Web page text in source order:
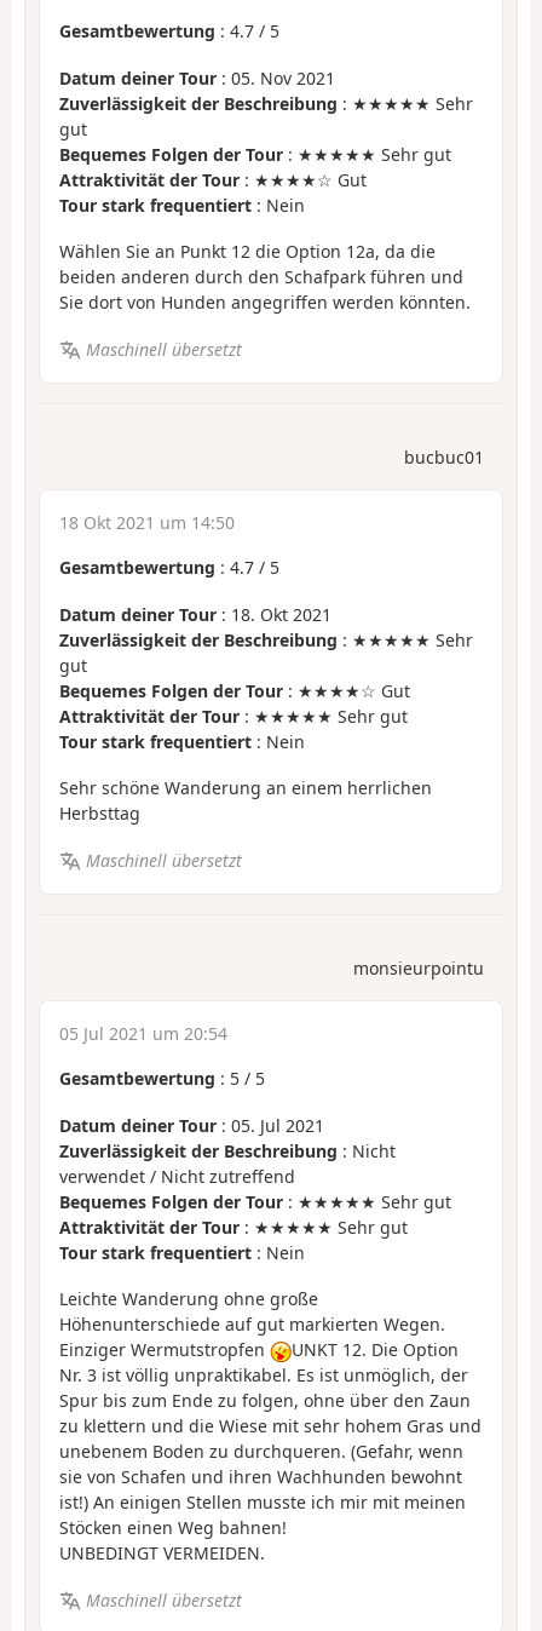
Gesamtbewertung : 4.7 / 5
Datum deiner Tour : 05. Nov 2021
Zuverlässigkeit der Beschreibung : ★★★★★ Sehr
gut
Bequemes Folgen der Tour : ★★★★★ Sehr gut
Attraktivität der Tour : ★★★★☆ Gut
Tour stark frequentiert : Nein
Wählen Sie an Punkt 12 die Option 12a, da die
beiden anderen durch den Schafpark führen und
Sie dort von Hunden angegriffen werden könnten.
Maschinell übersetzt
bucbuc01
18 Okt 2021 um 14:50
Gesamtbewertung : 4.7 / 5
Datum deiner Tour : 18. Okt 2021
Zuverlässigkeit der Beschreibung : ★★★★★ Sehr
gut
Bequemes Folgen der Tour : ★★★★☆ Gut
Attraktivität der Tour : ★★★★★ Sehr gut
Tour stark frequentiert : Nein
Sehr schöne Wanderung an einem herrlichen
Herbsttag
Maschinell übersetzt
monsieurpointu
05 Jul 2021 um 20:54
Gesamtbewertung : 5 / 5
Datum deiner Tour : 05. Jul 2021
Zuverlässigkeit der Beschreibung : Nicht
verwendet / Nicht zutreffend
Bequemes Folgen der Tour : ★★★★★ Sehr gut
Attraktivität der Tour : ★★★★★ Sehr gut
Tour stark frequentiert : Nein
Leichte Wanderung ohne große
Höhenunterschiede auf gut markierten Wegen.
Einziger Wermutstropfen
UNKT 12. Die Option
Nr. 3 ist völlig unpraktikabel. Es ist unmöglich, der
Spur bis zum Ende zu folgen, ohne über den Zaun
zu klettern und die Wiese mit sehr hohem Gras und
unebenem Boden zu durchqueren. (Gefahr, wenn
sie von Schafen und ihren Wachhunden bewohnt
ist!) An einigen Stellen musste ich mir mit meinen
Stöcken einen Weg bahnen!
UNBEDINGT VERMEIDEN.
Maschinell übersetzt